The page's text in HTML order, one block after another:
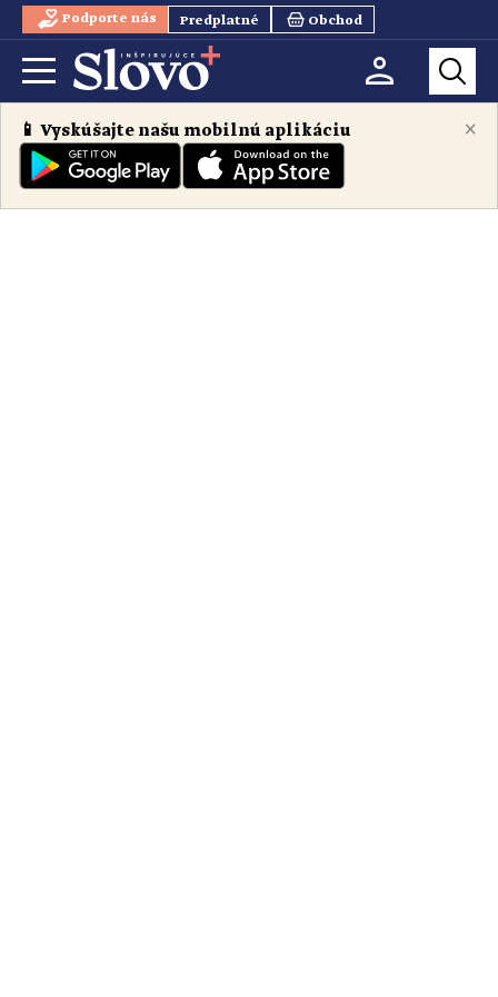
Podporte nás Predplatné Obchod
×
📱 Vyskúšajte našu mobilnú aplikáciu